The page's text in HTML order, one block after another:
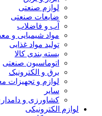
لوازم صنعتی
ضایعات صنعتی
آب و فاضلاب
مواد شیمیایی و
تولید مواد غذایی
بسته بندی کالا
اتوماسیون صنعتی
برق و الکترونیک
لوازم و تجهیزات
سایر
کشاورزی و
لوازم الکترونیکی